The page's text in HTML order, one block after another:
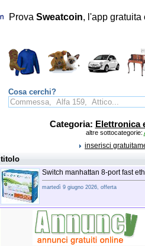
Prova Sweatcoin, l'app
Cosa cerchi?
Categoria: Elettronica
altre sottocategorie:
inserisci
titolo
Switch manhattan 8-port fast
martedì 9 giugno 2026, offerta